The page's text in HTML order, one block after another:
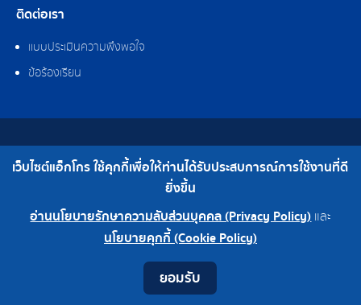
ติดต่อเรา
แบบประเมินความพึงพอใจ
ข้อร้องเรียน
สงวนลิขสิทธิ์ © 2562 บริษัท แอ็กโกร (ประเทศไทย) จำกัด
เบอร์โทร : 0-2308-2102 | โทรสาร : 0-2308-2487
เว็บไซต์แอ็กโกร ใช้คุกกี้เพื่อให้ท่านได้รับประสบการณ์การใช้งานที่ดี
ยิ่งขึ้น
อ่านนโยบายรักษาความลับส่วนบุคคล (Privacy Policy) และ
นโยบายคุกกี้ (Cookie Policy)
ยอมรับ
0-2308-2102
โรงงาน 0-2324-0515-6
ContactYoutube
LINE